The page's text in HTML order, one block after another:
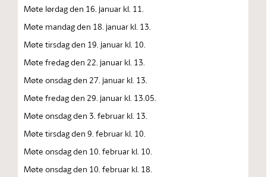
Møte lørdag den 16. januar kl. 11.
Møte mandag den 18. januar kl. 13.
Møte tirsdag den 19. januar kl. 10.
Møte fredag den 22. januar kl. 13.
Møte onsdag den 27. januar kl. 13.
Møte fredag den 29. januar kl. 13.05.
Møte onsdag den 3. februar kl. 13.
Møte tirsdag den 9. februar kl. 10.
Møte onsdag den 10. februar kl. 10.
Møte onsdag den 10. februar kl. 18.